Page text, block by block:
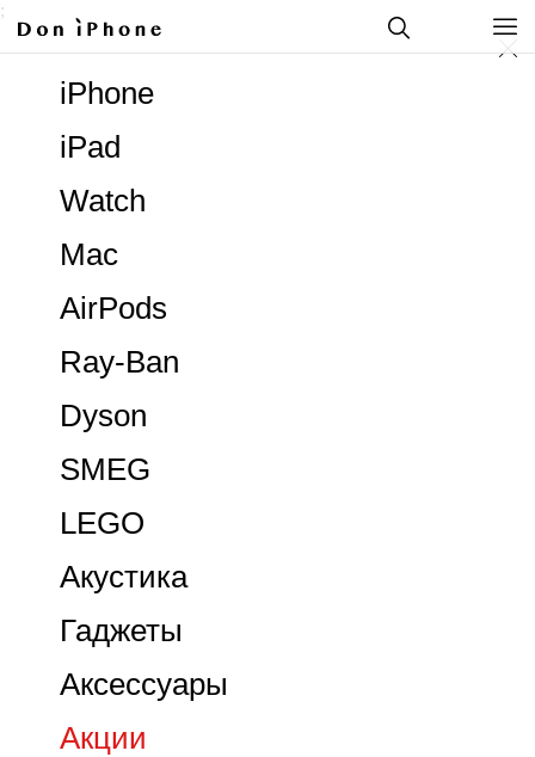
;
Акции
Аксессуары
Гаджеты
Акустика
Dyson
AirPods
Ray-Ban
LEGO
SMEG
Mac
Watch
iPad
iPhone